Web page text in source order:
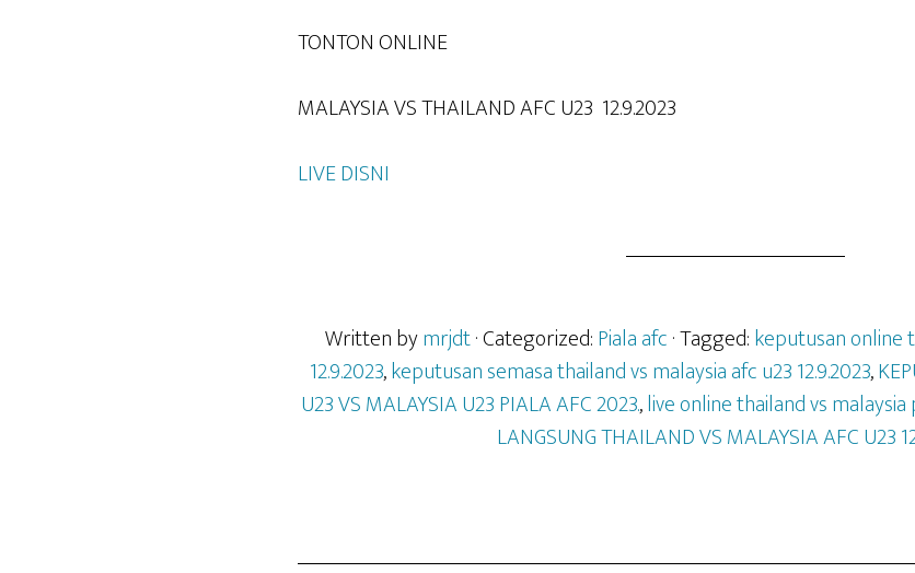
TONTON ONLINE
MALAYSIA VS THAILAND AFC U23 12.9.2023
LIVE DISNI
Written bymrjdt· Categorized:Piala afc· Tagged:keputusan online
12.9.2023,keputusan semasa thailand vs malaysia afc u23 12.9.2023,
U23 VS MALAYSIA U23 PIALA AFC 2023.,live online thailand vs malaysia
LANGSUNG THAILAND VS MALAYSIA AFC U23